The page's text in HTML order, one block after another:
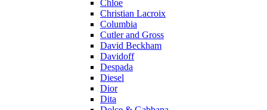
Chloe
Christian Lacroix
Columbia
Cutler and Gross
David Beckham
Davidoff
Despada
Diesel
Dior
Dita